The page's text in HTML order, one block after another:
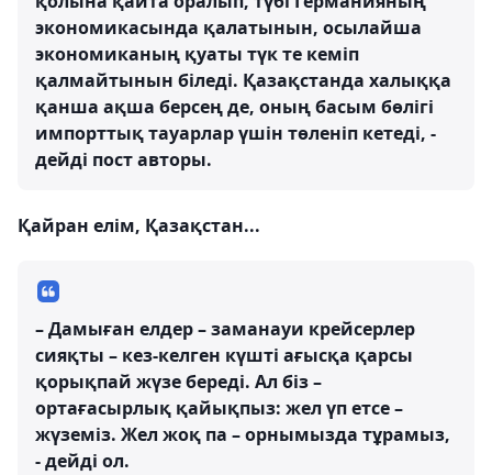
экономикасында қалатынын, осылайша
экономиканың қуаты түк те кеміп
қалмайтынын біледі. Қазақстанда халыққа
қанша ақша берсең де, оның басым бөлігі
импорттық тауарлар үшін төленіп кетеді, -
дейді пост авторы.
Қайран елім, Қазақстан...
– Дамыған елдер – заманауи крейсерлер
сияқты – кез-келген күшті ағысқа қарсы
қорықпай жүзе береді. Ал біз –
ортағасырлық қайықпыз: жел үп етсе –
жүземіз. Жел жоқ па – орнымызда тұрамыз,
- дейді ол.